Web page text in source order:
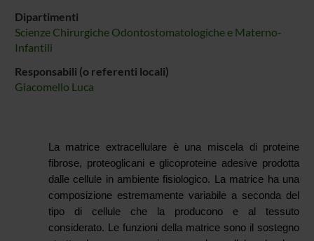
Dipartimenti
Scienze Chirurgiche Odontostomatologiche e Materno-
Infantili
Responsabili (o referenti locali)
Giacomello Luca
La matrice extracellulare è una miscela di proteine
fibrose, proteoglicani e glicoproteine adesive prodotta
dalle cellule in ambiente fisiologico. La matrice ha una
composizione estremamente variabile a seconda del
tipo di cellule che la producono e al tessuto
considerato. Le funzioni della matrice sono il sostegno